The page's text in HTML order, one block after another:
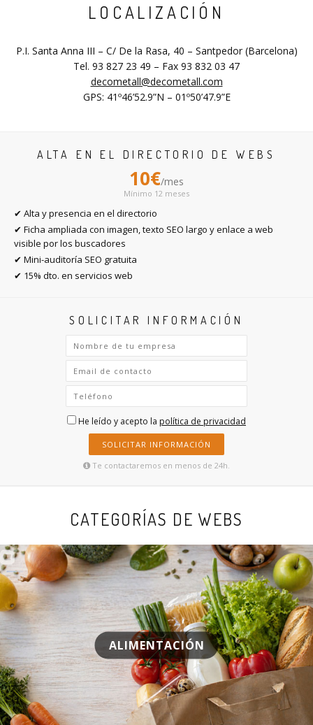
LOCALIZACIÓN
P.I. Santa Anna III – C/ De la Rasa, 40 – Santpedor (Barcelona)
Tel. 93 827 23 49 – Fax 93 832 03 47
decometall@decometall.com
GPS: 41º46’52.9”N – 01º50’47.9”E
ALTA EN EL DIRECTORIO DE WEBS
10€/mes
Mínimo 12 meses
✔ Alta y presencia en el directorio
✔ Ficha ampliada con imagen, texto SEO largo y enlace a web
visible por los buscadores
✔ Mini-auditoría SEO gratuita
✔ 15% dto. en servicios web
SOLICITAR INFORMACIÓN
He leído y acepto la política de privacidad
SOLICITAR INFORMACIÓN
Te contactaremos en menos de 24h.
CATEGORÍAS DE WEBS
ALIMENTACIÓN